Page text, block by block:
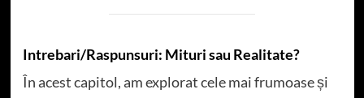
Intrebari/Raspunsuri: Mituri sau Realitate?
În acest capitol, am explorat cele mai frumoase și